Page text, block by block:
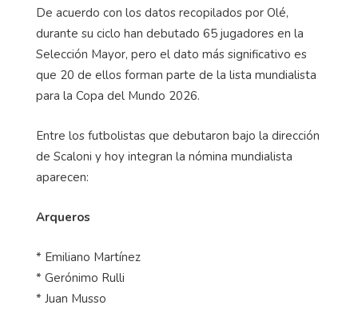
De acuerdo con los datos recopilados por Olé,
durante su ciclo han debutado 65 jugadores en la
Selección Mayor, pero el dato más significativo es
que 20 de ellos forman parte de la lista mundialista
para la Copa del Mundo 2026.
Entre los futbolistas que debutaron bajo la dirección
de Scaloni y hoy integran la nómina mundialista
aparecen:
Arqueros
* Emiliano Martínez
* Gerónimo Rulli
* Juan Musso